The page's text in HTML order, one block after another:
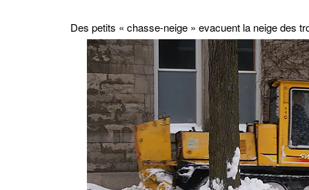
Des petits « chasse-neige » evacuent la neige des